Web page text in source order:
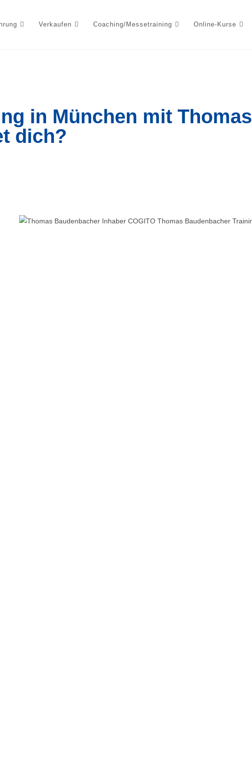
Verkaufen Coaching/Messetraining Online-Kurse
in München mit Thomas
dich?